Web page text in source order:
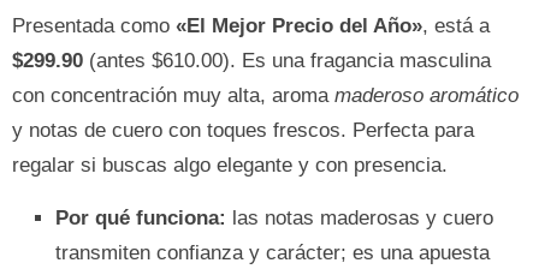
Presentada como «El Mejor Precio del Año», está a
$299.90 (antes $610.00). Es una fragancia masculina
con concentración muy alta, aroma maderoso aromático
y notas de cuero con toques frescos. Perfecta para
regalar si buscas algo elegante y con presencia.
Por qué funciona: las notas maderosas y cuero
transmiten confianza y carácter; es una apuesta